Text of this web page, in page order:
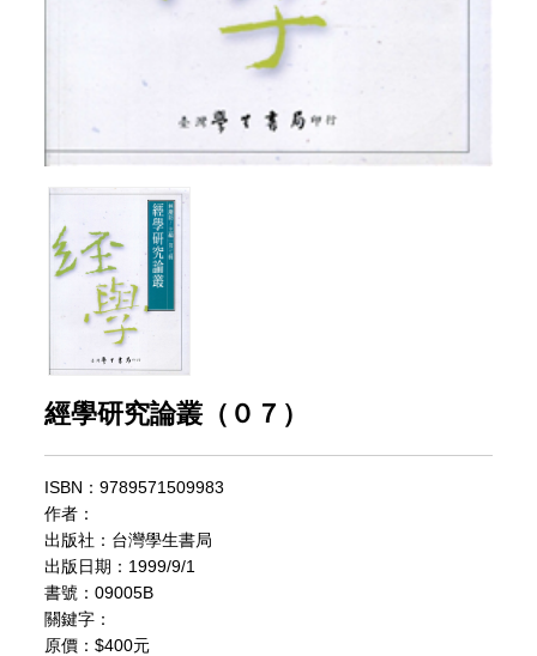
經學研究論叢（０７）
ISBN：9789571509983
作者：
出版社：台灣學生書局
出版日期：1999/9/1
書號：09005B
關鍵字：
原價：$400元